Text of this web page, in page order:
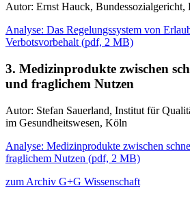
Autor: Ernst Hauck, Bundessozialgericht,
Analyse: Das Regelungssystem von
Verbotsvorbehalt (pdf, 2 MB)
3. Medizinprodukte zwischen
und fraglichem Nutzen
Autor: Stefan Sauerland, Institut für
im Gesundheitswesen, Köln
Analyse: Medizinprodukte zwischen
fraglichem Nutzen (pdf, 2 MB)
zum Archiv G+G Wissenschaft